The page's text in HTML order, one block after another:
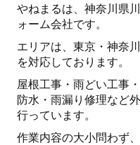
やねまるは、神奈川県
ォーム会社です。
エリアは、東京・神奈
を対応しております。
屋根工事・雨どい工事
防水・雨漏り修理など
行っています。
作業内容の大小問わず